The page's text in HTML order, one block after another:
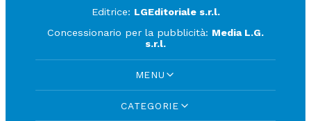
Editrice: LGEditoriale s.r.l.
Concessionario per la pubblicità: Media L.G.
s.r.l.
MENU
CATEGORIE